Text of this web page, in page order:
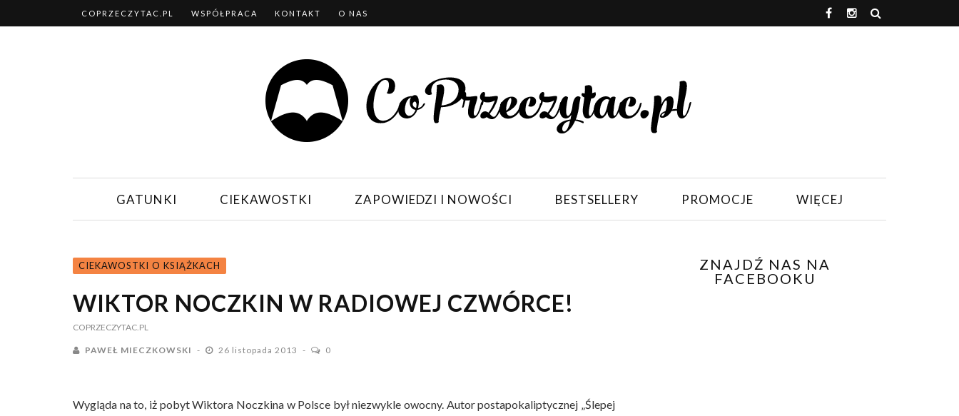
COPRZECZYTAC.PL WSPÓŁPRACA KONTAKT O NAS
GATUNKI CIEKAWOSTKI ZAPOWIEDZI I NOWOŚCI BESTSELLERY PROMOCJE WIĘCEJ
CIEKAWOSTKI O KSIĄŻKACH
WIKTOR NOCZKIN W RADIOWEJ CZWÓRCE!
COPRZECZYTAC.PL
PAWEŁ MIECZKOWSKI 26 listopada 2013 0
Wygląda na to, iż pobyt Wiktora Noczkina w Polsce był niezwykle owocny. Autor postapokaliptycznej „Ślepej
ZNAJDŹ NAS NA
FACEBOOKU